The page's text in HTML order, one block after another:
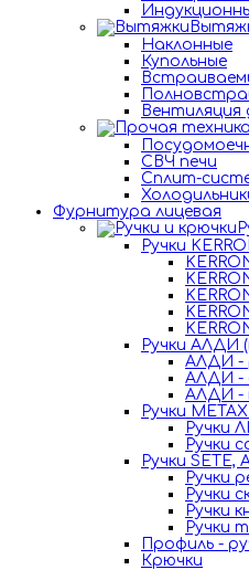
Наклонные
Купольные
Вентиляция
СВЧ печи
Сплит-
Фурнитура лицевая
Ручки
Ручки АЛДИ
АЛДИ -
АЛДИ -
АЛДИ -
Ручки
Ручки
Ручки
Ручки SETE,
Ручки
Ручки
Ручки
Ручки
Профиль -
Крючки